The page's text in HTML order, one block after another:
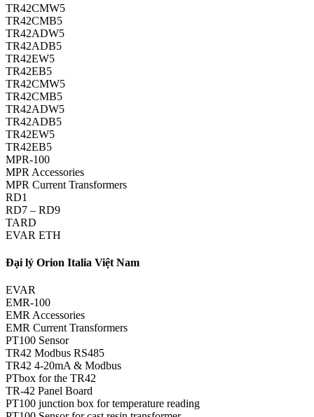
TR42CMW5
TR42CMB5
TR42ADW5
TR42ADB5
TR42EW5
TR42EB5
TR42CMW5
TR42CMB5
TR42ADW5
TR42ADB5
TR42EW5
TR42EB5
MPR-100
MPR Accessories
MPR Current Transformers
RD1
RD7 – RD9
TARD
EVAR ETH
Đại lý Orion Italia Việt Nam
EVAR
EMR-100
EMR Accessories
EMR Current Transformers
PT100 Sensor
TR42 Modbus RS485
TR42 4-20mA & Modbus
PTbox for the TR42
TR-42 Panel Board
PT100 junction box for temperature reading